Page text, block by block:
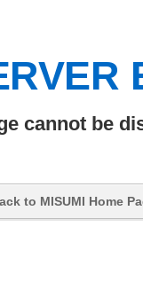
cannot be
to MISUMI Home